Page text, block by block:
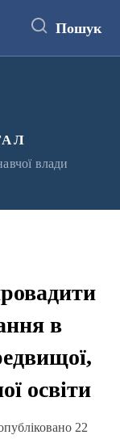
Пошук
влади
в
освіти
22